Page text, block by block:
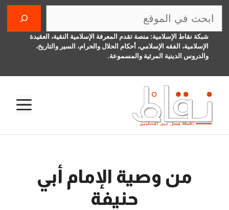
انتقل
المحتوىشبكة نقاط الإسلامية: منصة تقدم المعرفة الإسلامية النقية، العقيدة
الإسلامية، الفقه الإسلامي، أحكام الحلال والحرام، السير والتاريخ،
والدروس الدينية المرئية والمسموعة.
من وصية الإمام أبي
حنيفة